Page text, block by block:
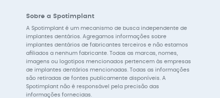
Sobre a Spotimplant
A Spotimplant é um mecanismo de busca independente de
implantes dentários. Agregamos informações sobre
implantes dentários de fabricantes terceiros e não estamos
afiliados a nenhum fabricante. Todas as marcas, nomes,
imagens ou logotipos mencionados pertencem às empresas
de implantes dentários mencionadas. Todas as informações
são retiradas de fontes publicamente disponíveis. A
Spotimplant não é responsável pela precisão das
informações fornecidas.